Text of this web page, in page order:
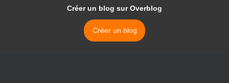
Créer un blog sur Overblog
Créer un blog